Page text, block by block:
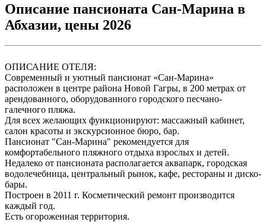
Описание пансионата Сан-Марина в
Абхазии, цены 2026
ОПИСАНИЕ ОТЕЛЯ:
Современный и уютный пансионат «Сан-Марина»
расположен в центре района Новой Гагры, в 200 метрах от
арендованного, оборудованного городского песчано-
галечного пляжа.
Для всех желающих функционируют: массажный кабинет,
салон красоты и экскурсионное бюро, бар.
Пансионат "Сан-Марина" рекомендуется для
комфортабельного пляжного отдыха взрослых и детей.
Недалеко от пансионата располагается аквапарк, городская
водолечебница, центральный рынок, кафе, рестораны и диско-
бары.
Построен в 2011 г. Косметический ремонт производится
каждый год.
Есть огороженная территория.